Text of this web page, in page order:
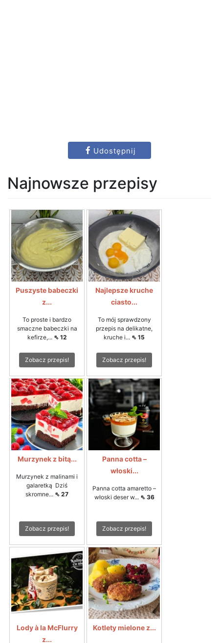
Udostępnij
Najnowsze przepisy
Puszyste babeczki
z...
To proste i bardzo
smaczne babeczki na
kefirze,... ⇖ 12
Zobacz przepis!
Najlepsze kruche
ciasto...
To mój sprawdzony
przepis na delikatne,
kruche i... ⇖ 15
Zobacz przepis!
Murzynek z bitą...
Murzynek z malinami i
galaretką Dziś
skromne... ⇖ 27
Zobacz przepis!
Panna cotta –
włoski...
Panna cotta amaretto –
włoski deser w... ⇖ 36
Zobacz przepis!
Lody à la McFlurry
z...
Kotlety mielone z...